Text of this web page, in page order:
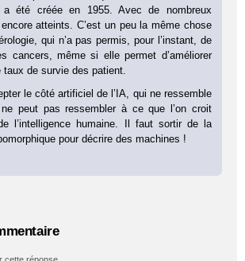
a été créée en 1955. Avec de nombreux
atteints. C’est un peu la même chose
qui n’a pas permis, pour l’instant, de
cancers, même si elle permet d’améliorer
de survie des patient.
le côté artificiel de l’IA, qui ne ressemble
peut pas ressembler à ce que l’on croit
l’intelligence humaine. Il faut sortir de la
pour décrire des machines !
cette réponse